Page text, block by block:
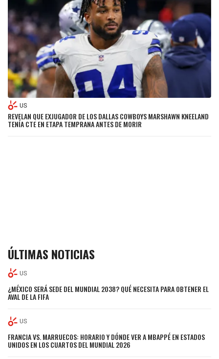
US
REVELAN QUE EXJUGADOR DE LOS DALLAS COWBOYS MARSHAWN KNEELAND
TENÍA CTE EN ETAPA TEMPRANA ANTES DE MORIR
ÚLTIMAS NOTICIAS
US
¿MÉXICO SERÁ SEDE DEL MUNDIAL 2038? QUÉ NECESITA PARA OBTENER EL
AVAL DE LA FIFA
US
FRANCIA VS. MARRUECOS: HORARIO Y DÓNDE VER A MBAPPÉ EN ESTADOS
UNIDOS EN LOS CUARTOS DEL MUNDIAL 2026